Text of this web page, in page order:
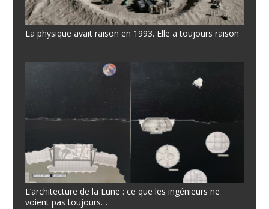
La physique avait raison en 1993. Elle a toujours raison
L’architecture de la Lune : ce que les ingénieurs ne
voient pas toujours…